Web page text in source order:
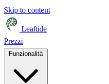
Skip to content
Leaftide
Prezzi
Funzionalità